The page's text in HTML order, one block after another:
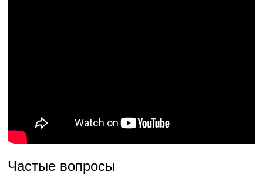
Частые вопросы